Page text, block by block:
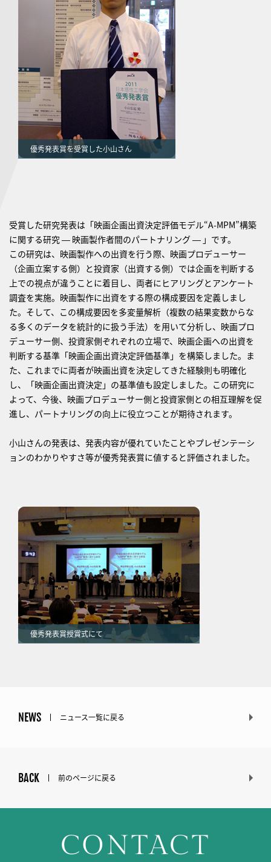
優秀発表賞を受賞した小山さん
受賞した研究発表は「映画企画出資決定評価モデル“A-MPM”構築
に関する研究 ― 映画製作者間のパートナリング ― 」です。
この研究は、映画製作への出資を行う際、映画プロデューサー
（企画立案する側）と投資家（出資する側）では企画を判断する
上での視点が違うことに着目し、両者にヒアリングとアンケート
調査を実施。映画製作に出資をする際の構成要因を定義しまし
た。そして、この構成要因を多変量解析（複数の結果変数からな
る多くのデータを統計的に扱う手法）を用いて分析し、映画プロ
デューサー側、投資家側ぞれぞれの立場で、映画企画への出資を
判断する基準「映画企画出資決定評価基準」を構築しました。ま
た、これまでに両者が映画出資を決定してきた経験則も明確化
し、「映画企画出資決定」の基準値も設定しました。この研究に
よって、今後、映画プロデューサー側と投資家側との相互理解を促
進し、パートナリングの向上に役立つことが期待されます。
小山さんの発表は、発表内容が優れていたことやプレゼンテーシ
ョンのわかりやすさ等が優秀発表賞に値すると評価されました。
優秀発表賞授賞式にて
NEWS ニュース一覧に戻る
BACK 前のページに戻る
CONTACT